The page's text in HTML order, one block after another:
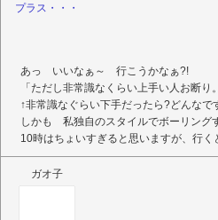
プラス・・・
あっ いいなぁ～ 行こうかなぁ?!
「ただし非常識なくらい上手い人お断り
↑非常識なぐらい下手だったら?どんなで
しかも 私独自のスタイルでボーリング
10時はちょいすぎると思いますが、行く
ガオ子